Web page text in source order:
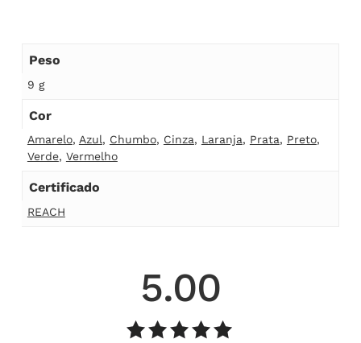
Peso
9 g
Cor
Amarelo, Azul, Chumbo, Cinza, Laranja, Prata, Preto,
Verde, Vermelho
Certificado
REACH
5.00